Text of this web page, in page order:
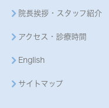
院長挨拶・スタッフ紹介
アクセス・診療時間
English
サイトマップ